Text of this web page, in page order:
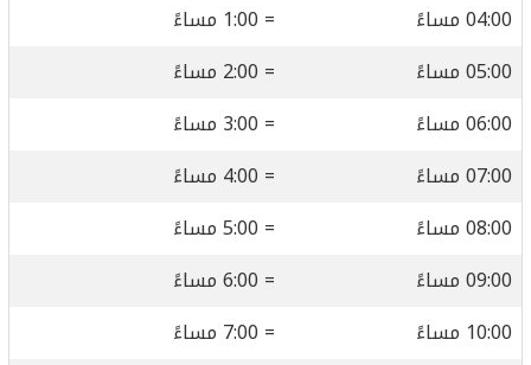
04:00 مساءً
= 1:00 مساءً
05:00 مساءً
= 2:00 مساءً
06:00 مساءً
= 3:00 مساءً
07:00 مساءً
= 4:00 مساءً
08:00 مساءً
= 5:00 مساءً
09:00 مساءً
= 6:00 مساءً
10:00 مساءً
= 7:00 مساءً